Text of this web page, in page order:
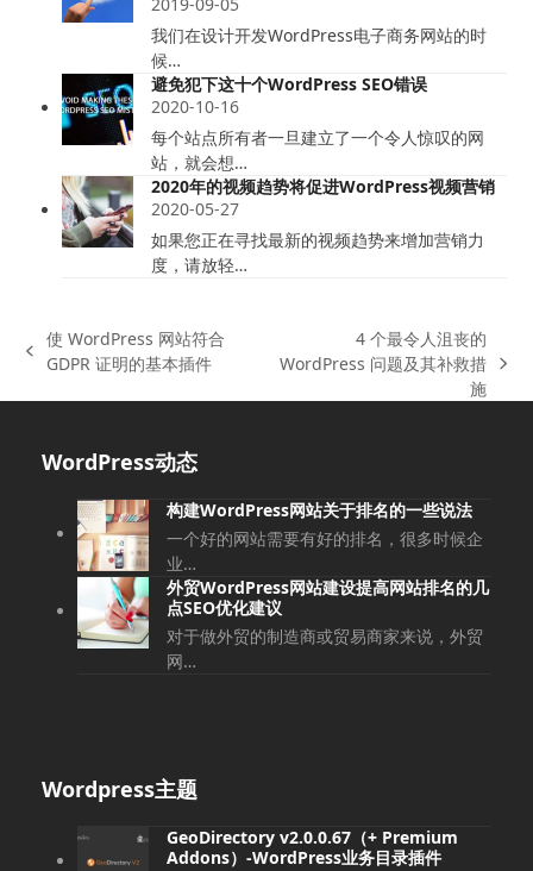
我们在设计开发WordPress电子商务网站的时
候…
避免犯下这十个WordPress SEO错误
2020-10-16
每个站点所有者一旦建立了一个令人惊叹的网
站，就会想…
2020年的视频趋势将促进WordPress视频营销
2020-05-27
如果您正在寻找最新的视频趋势来增加营销力
度，请放轻…
上
章:
使 WordPress 网站符合
GDPR 证明的基本插件
下
一
4 个最令人沮丧的
WordPress 问题及其补救措
施
WordPress动态
构建WordPress网站关于排名的一些说法
一个好的网站需要有好的排名，很多时候企
业…
外贸WordPress网站建设提高网站排名的几
点SEO优化建议
对于做外贸的制造商或贸易商家来说，外贸
网…
Wordpress主题
GeoDirectory v2.0.0.67（+ Premium
Addons）-WordPress业务目录插件